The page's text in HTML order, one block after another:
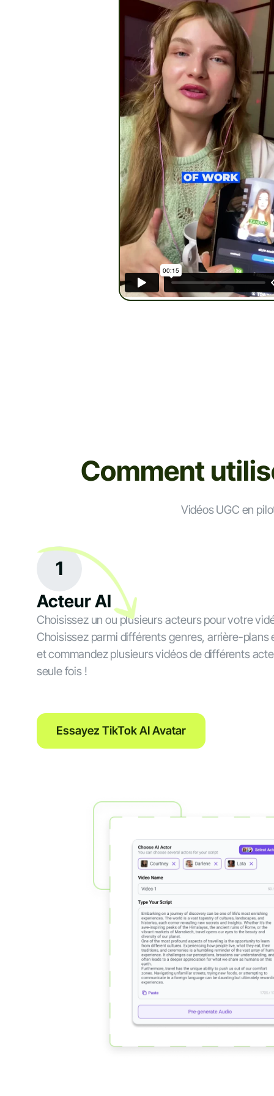
Comment
Vidéos UGC en
1
Acteur AI
Choisissez un ou plusieurs acteurs pour votre
Choisissez parmi différents genres, arrière-plans
et commandez plusieurs vidéos de différents
seule fois !
Essayez TikTok AI Avatar